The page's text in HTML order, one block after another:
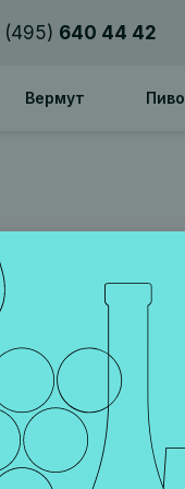
(495) 640 44 42
Вермут Пиво